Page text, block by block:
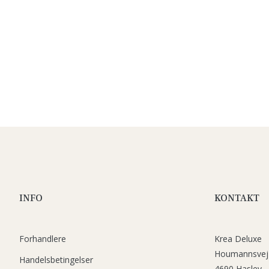
INFO
Forhandlere
Handelsbetingelser
KONTAKT
Krea Deluxe